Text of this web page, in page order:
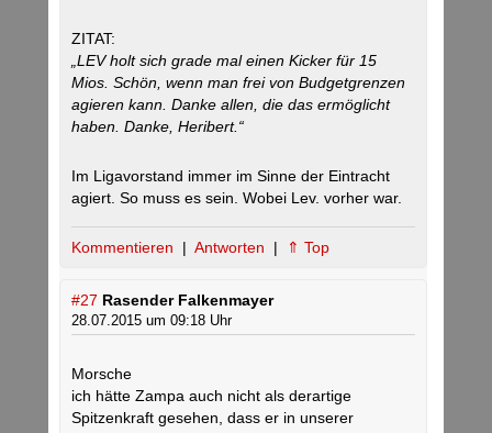
ZITAT:
„LEV holt sich grade mal einen Kicker für 15
Mios. Schön, wenn man frei von Budgetgrenzen
agieren kann. Danke allen, die das ermöglicht
haben. Danke, Heribert.“
Im Ligavorstand immer im Sinne der Eintracht
agiert. So muss es sein. Wobei Lev. vorher war.
Kommentieren | Antworten | ⇑ Top
#27 Rasender Falkenmayer
28.07.2015 um 09:18 Uhr
Morsche
ich hätte Zampa auch nicht als derartige
Spitzenkraft gesehen, dass er in unserer